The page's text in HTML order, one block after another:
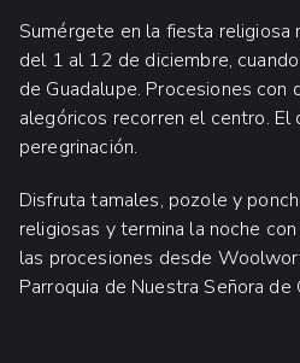
Sumérgete en la fiesta religiosa
del 1 al 12 de diciembre,
de Guadalupe. Procesiones con
alegóricos recorren el centro. El
peregrinación.
Disfruta tamales, pozole y
religiosas y termina la noche
las procesiones desde
Parroquia de Nuestra Señora de